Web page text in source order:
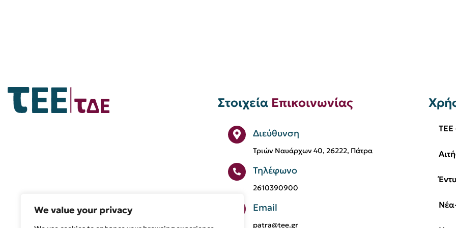
We value your privacy
Στοιχεία Επικοινωνίας
Διεύθυνση
Τριών Ναυάρχων 40, 26222, Πάτρα
Τηλέφωνο
2610390900
Email
patra@tee.gr